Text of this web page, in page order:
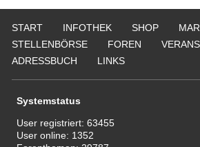
START INFOTHEK SHOP
STELLENBÖRSE
FOREN
ADRESSBUCH
LINKS
Systemstatus
User registriert:63455
User online: 1352